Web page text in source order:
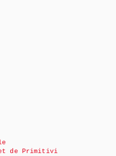
et de Primitivi